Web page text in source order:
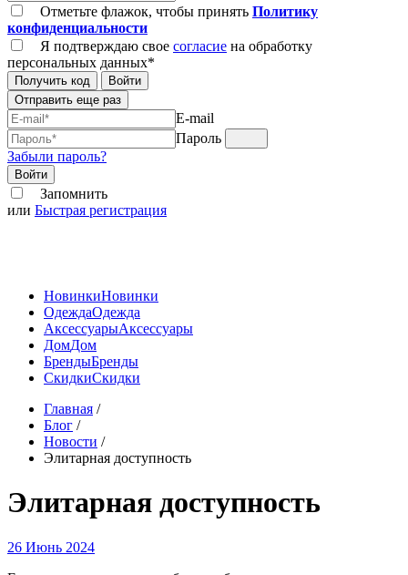
Отметьте флажок, чтобы принять Политику
конфиденциальности
Я подтверждаю свое согласие на обработку
персональных данных*
Получить код
Войти
Отправить еще раз
E-mail
Пароль
Забыли пароль?
Войти
Запомнить
или Быстрая регистрация
НовинкиНовинки
ОдеждаОдежда
АксессуарыАксессуары
ДомДом
БрендыБренды
СкидкиСкидки
Главная /
Блог /
Новости /
Элитарная доступность
Элитарная доступность
26 Июнь 2024